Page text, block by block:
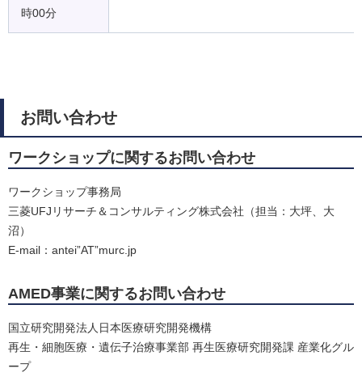
時00分
お問い合わせ
ワークショップに関するお問い合わせ
ワークショップ事務局
三菱UFJリサーチ＆コンサルティング株式会社（担当：大坪、大
沼）
E-mail：antei”AT”murc.jp
AMED事業に関するお問い合わせ
国立研究開発法人日本医療研究開発機構
再生・細胞医療・遺伝子治療事業部 再生医療研究開発課 産業化グル
ープ